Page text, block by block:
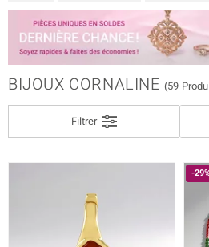
BIJOUX CORNALINE (59
Filtrer
DÉNOMINATION EXACTE
MÉTAL PRÉCIEUX
COULEUR DE PIERRE
% DE RÉDUCTION
-